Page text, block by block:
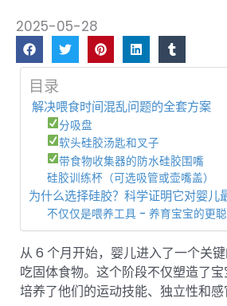
2025-05-28
目录
解决喂食时间混乱问题的全套方案
分吸盘
软头硅胶汤匙和叉子
带食物收集器的防水硅胶围嘴
硅胶训练杯（可选吸管或壶嘴盖）
为什么选择硅胶？科学证明它对婴儿
不仅仅是喂养工具 - 养育宝宝的更
从 6 个月开始，婴儿进入了一个关
吃固体食物。这个阶段不仅塑造了
培养了他们的运动技能、独立性和感